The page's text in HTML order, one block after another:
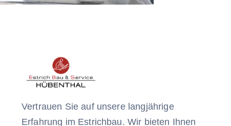
Vertrauen Sie auf unsere langjährige
Erfahrung im Estrichbau. Wir bieten Ihnen